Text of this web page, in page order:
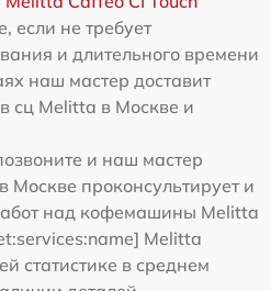
если не требует
и длительного времени
наш мастер доставит
сц Melitta в Москве и
и наш мастер
Москве проконсультирует и
над кофемашины Melitta
Melitta
статистике в среднем